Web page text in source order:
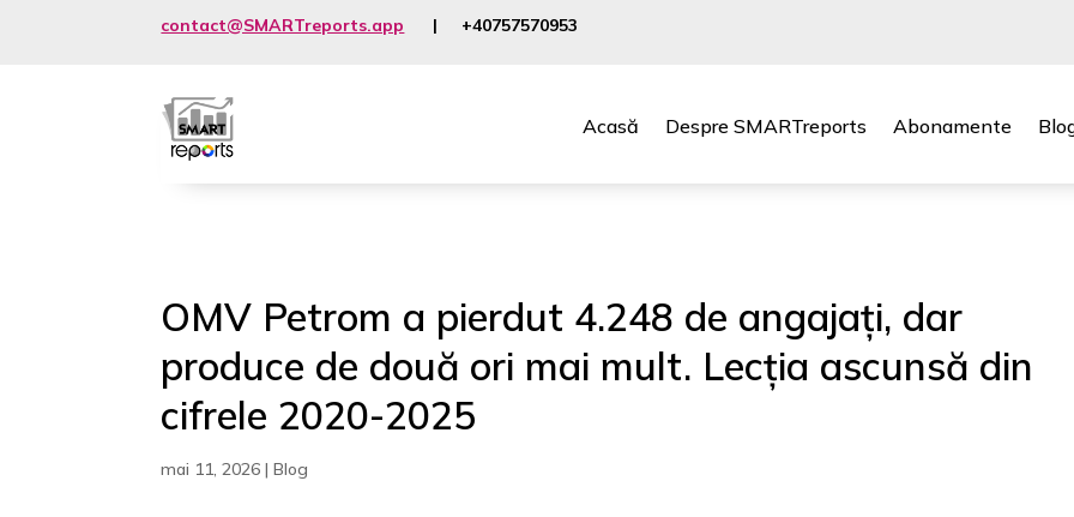
contact@SMARTreports.app | +40757570953
Acasă Despre SMARTreports Abonamente
OMV Petrom a pierdut 4.248 de angajați, dar
produce de două ori mai mult. Lecția ascunsă din
cifrele 2020-2025
mai 11, 2026 |Blog